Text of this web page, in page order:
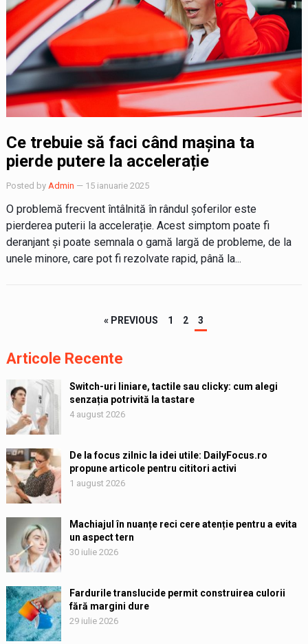
Ce trebuie să faci când mașina ta
pierde putere la accelerație
Posted by Admin — 15 ianuarie 2025
O problemă frecvent întâlnită în rândul șoferilor este
pierderea puterii la accelerație. Acest simptom poate fi
deranjant și poate semnala o gamă largă de probleme, de la
unele minore, care pot fi rezolvate rapid, până la...
« PREVIOUS 1 2 3
Articole Recente
Switch-uri liniare, tactile sau clicky: cum alegi
senzația potrivită la tastare
4 august 2026
De la focus zilnic la idei utile: DailyFocus.ro
propune articole pentru cititori activi
1 august 2026
Machiajul în nuanțe reci cere atenție pentru a evita
un aspect tern
30 iulie 2026
Fardurile translucide permit construirea culorii
fără margini dure
29 iulie 2026